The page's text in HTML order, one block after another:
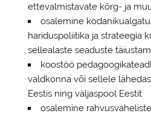
ettevalmistavate kõrg- ja
osalemine
hariduspoliitika ja strateegia
sellealaste seaduste
koostöö
valdkonna või sellele
Eestis ning väljaspool Eestit
osalemine